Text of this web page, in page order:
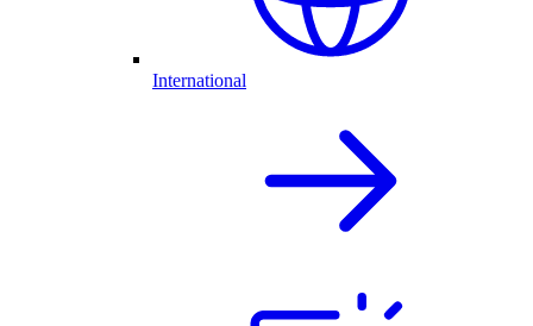
International